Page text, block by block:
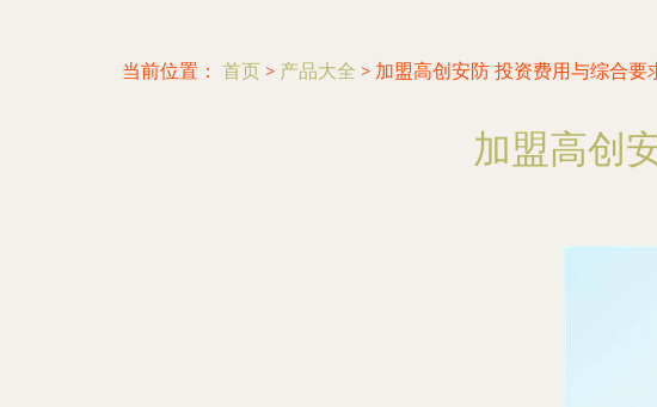
当前位置： 首页 > 产品大全 > 加盟高创安防 投资费用与综合要
加盟高创